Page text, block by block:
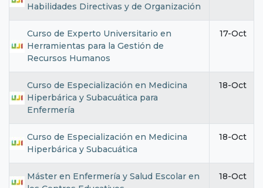
Habilidades Directivas y de Organización
Curso de Experto Universitario en
Herramientas para la Gestión de
Recursos Humanos
17-Oct
Curso de Especialización en Medicina
Hiperbárica y Subacuática para
Enfermería
18-Oct
Curso de Especialización en Medicina
Hiperbárica y Subacuática
18-Oct
Máster en Enfermería y Salud Escolar en
18-Oct